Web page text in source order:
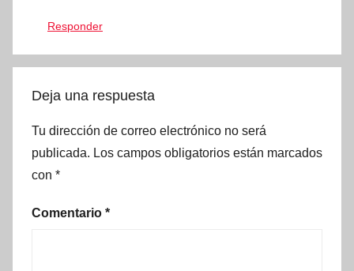
Responder
Deja una respuesta
Tu dirección de correo electrónico no será
publicada. Los campos obligatorios están marcados
con *
Comentario *